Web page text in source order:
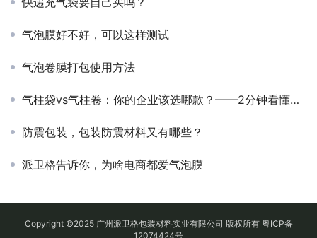
气泡膜好不好，可以这样测试
气泡卷膜打包使用方法
​气柱袋vs气柱卷：你的企业该选哪款？——2分钟看懂，不再纠结
防震包装，包装防震材料又有哪些？
派卫格告诉你，为啥电商都爱气泡膜
Copyright ©2025 广州派卫格包装材料实业有限公司 版权所有 粤ICP备
12074424号